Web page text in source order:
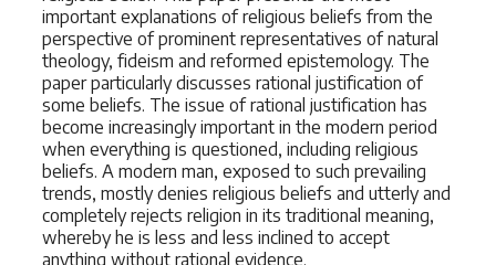
important explanations of religious beliefs from the
perspective of prominent representatives of natural
theology, fideism and reformed epistemology. The
paper particularly discusses rational justification of
some beliefs. The issue of rational justification has
become increasingly important in the modern period
when everything is questioned, including religious
beliefs. A modern man, exposed to such prevailing
trends, mostly denies religious beliefs and utterly and
completely rejects religion in its traditional meaning,
whereby he is less and less inclined to accept
anything without rational evidence.